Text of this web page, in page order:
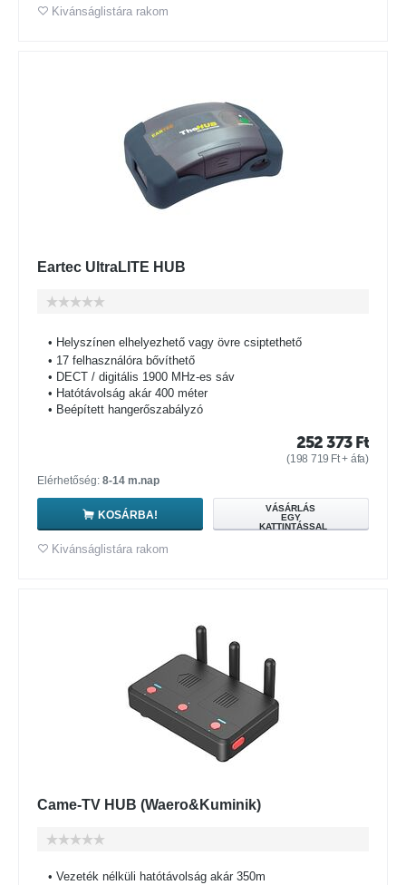
Kivánságlistára rakom
Eartec UltraLITE HUB
• Helyszínen elhelyezhető vagy övre csiptethető
• 17 felhasználóra bővíthető
• DECT / digitális 1900 MHz-es sáv
• Hatótávolság akár 400 méter
• Beépített hangerőszabályzó
252 373 Ft
(198 719 Ft+ áfa)
Elérhetőség: 8-14 m.nap
KOSÁRBA!
VÁSÁRLÁS
EGY
KATTINTÁSSAL
Kivánságlistára rakom
Came-TV HUB (Waero&Kuminik)
• Vezeték nélküli hatótávolság akár 350m